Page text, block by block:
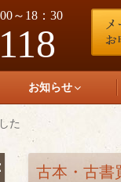
～18：30
お知らせ
た
古本・古書